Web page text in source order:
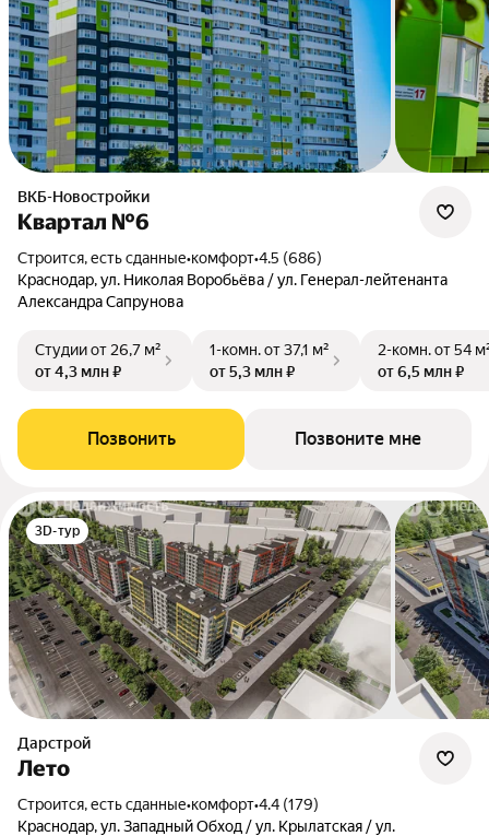
ВКБ-Новостройки
Квартал №6
Строится, есть сданные•комфорт•4.5 (686)
Краснодар, ул. Николая Воробьёва / ул. Генерал-лейтенанта
Александра Сапрунова
Студииот 26,7 м²
от 4,3 млн ₽
1-комн.от 37,1 м²
от 5,3 млн ₽
2-комн.от 54
от 6,5 млн ₽
Позвонить Позвоните мне
3D-тур
Дарстрой
Лето
Строится, есть сданные•комфорт•4.4 (179)
Краснодар, ул. Западный Обход / ул. Крылатская / ул.